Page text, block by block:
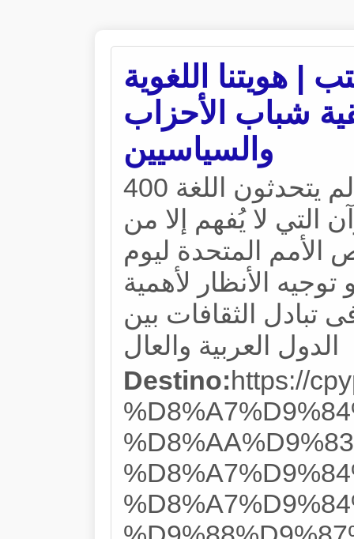
| هويتنا اللغوية
شباب الأحزاب
والسياسيين
400 مليون نسمة من سكان العالم يتحدثون اللغة
التي لا يُفهم إلا من
المتحدة ليوم
الأنظار لأهمية
تبادل الثقافات بين
الدول العربية والعال
Destino:https://